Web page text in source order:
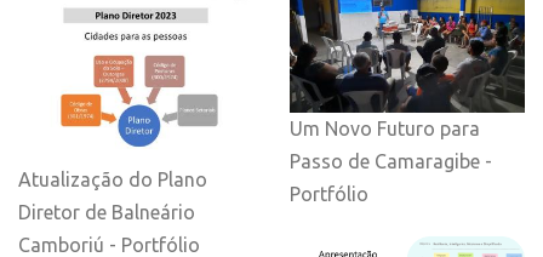
Atualização do Plano
Diretor de Balneário
Camboriú - Portfólio
Um Novo Futuro para
Passo de Camaragibe -
Portfólio